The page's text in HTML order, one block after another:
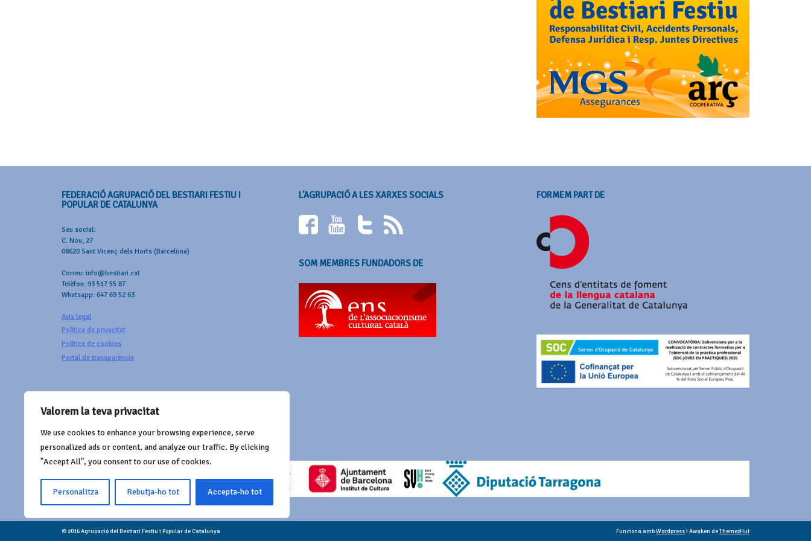
Valorem la teva privacitat
We use cookies to enhance your browsing experience, serve
personalized ads or content, and analyze our traffic. By clicking
"Accept All", you consent to our use of cookies.
Personalitza Rebutja-ho tot Accepta-ho tot
FEDERACIÓ AGRUPACIÓ DEL BESTIARI FESTIU I
POPULAR DE CATALUNYA
Seu social:
C. Nou, 27
08620 Sant Vicenç dels Horts (Barcelona)
Correu: info@bestiari.cat
Telèfon: 93 517 55 87
Whatsapp: 647 69 52 63
Avís legal
Política de privacitat
Política de cookies
Portal de transparència
L’AGRUPACIÓ A LES XARXES SOCIALS
SOM MEMBRES FUNDADORS DE
FORMEM PART DE
© 2016 Agrupació del Bestiari Festiu i Popular de Catalunya Funciona ambWordpressi Awaken deThemezHut